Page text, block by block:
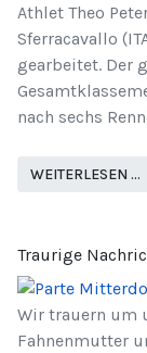
Athlet Theo
Sferracavallo
gearbeitet. Der
nach sechs
WEITERLESEN …
Traurige
Wir trauern um
Fahnenmutter